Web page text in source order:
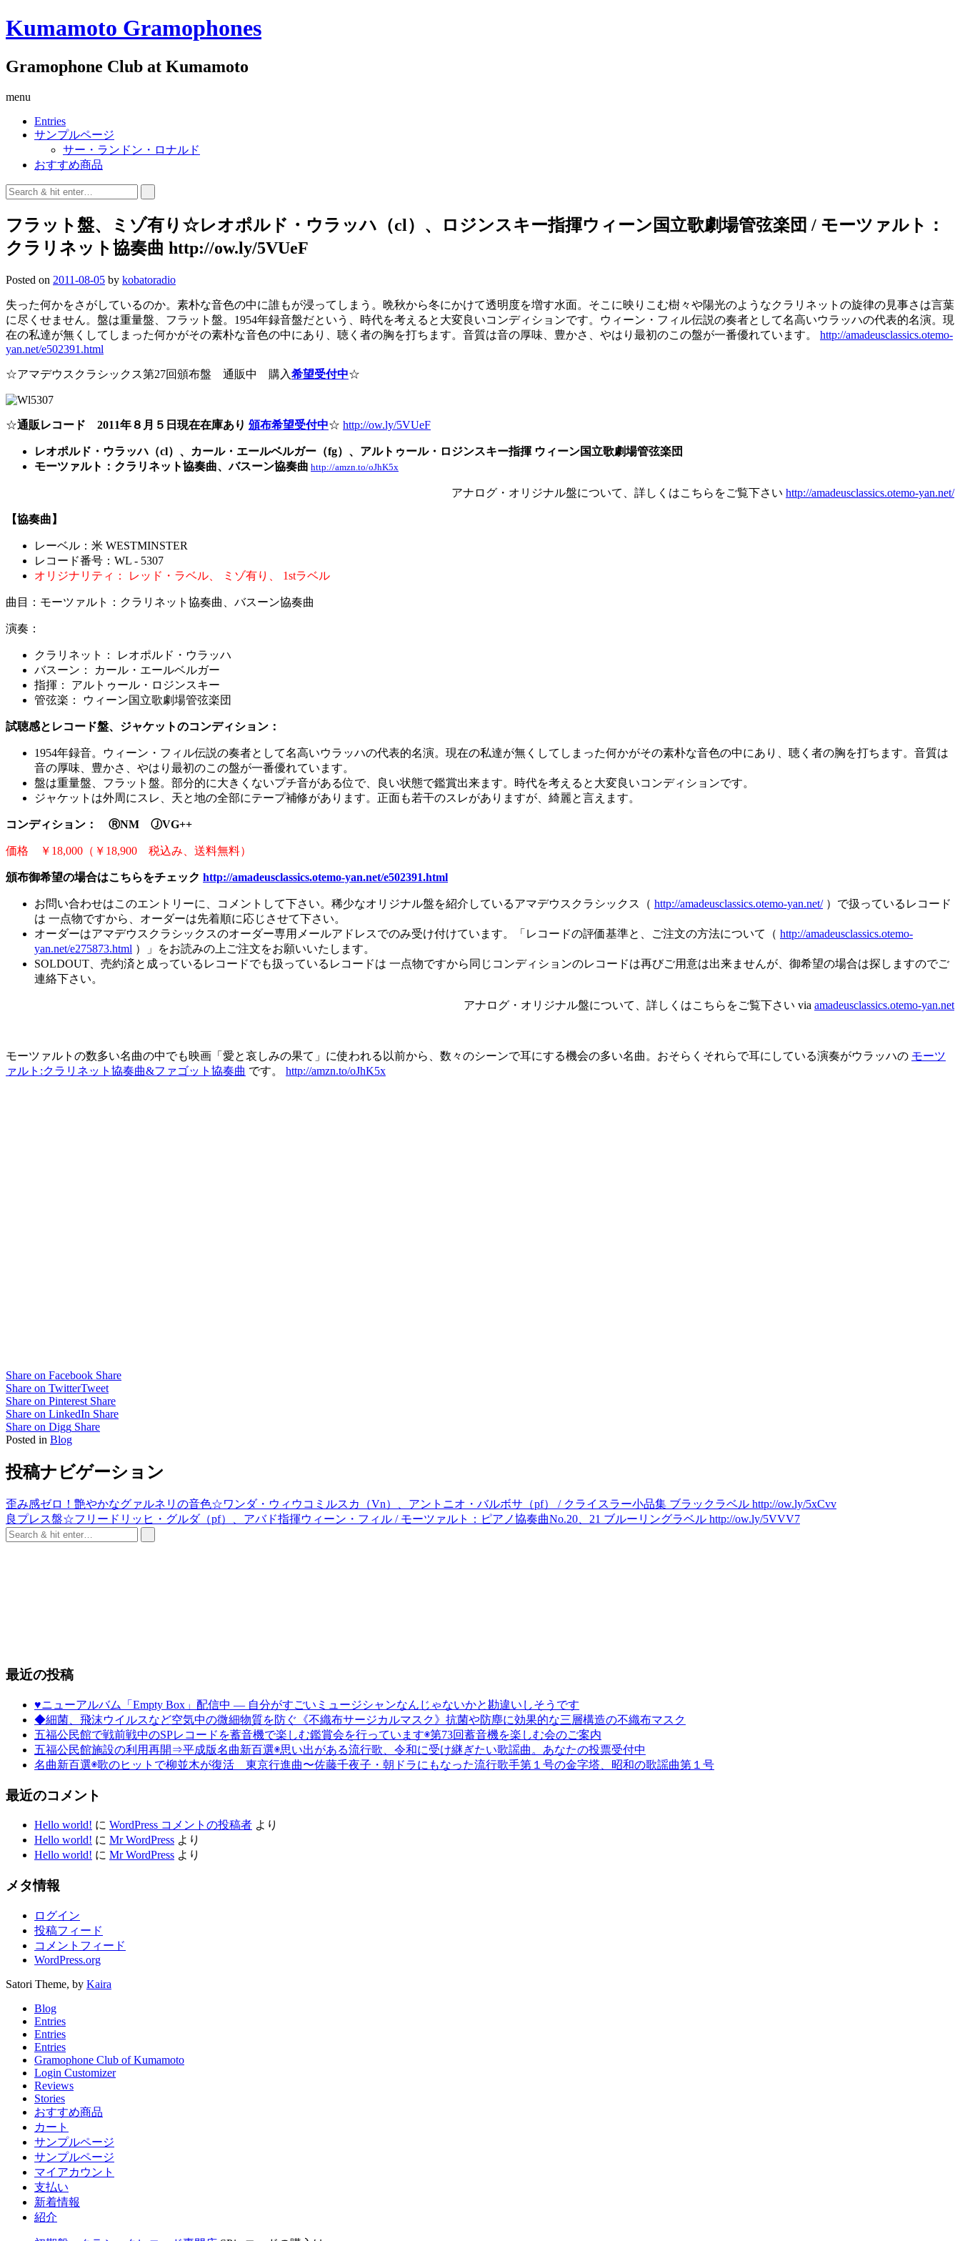
Kumamoto Gramophones
Gramophone Club at Kumamoto
menu
Entries
サンプルページ
サー・ランドン・ロナルド
おすすめ商品
フラット盤、ミゾ有り☆レオポルド・ウラッハ（cl）、ロジンスキー指揮ウィーン国立歌劇場管弦楽団 / モーツァルト：
クラリネット協奏曲 http://ow.ly/5VUeF
Posted on 2011-08-05 by kobatoradio
失った何かをさがしているのか。素朴な音色の中に誰もが浸ってしまう。晩秋から冬にかけて透明度を増す水面。そこに映りこむ樹々や陽光のようなクラリネットの旋律の見事さは言葉
に尽くせません。盤は重量盤、フラット盤。1954年録音盤だという、時代を考えると大変良いコンディションです。ウィーン・フィル伝説の奏者として名高いウラッハの代表的名演。現
在の私達が無くしてしまった何かがその素朴な音色の中にあり、聴く者の胸を打ちます。音質は音の厚味、豊かさ、やはり最初のこの盤が一番優れています。 http://amadeusclassics.otemo-
yan.net/e502391.html
☆アマデウスクラシックス第27回頒布盤 通販中 購入希望受付中☆
☆通販レコード 2011年８月５日現在在庫あり 頒布希望受付中☆ http://ow.ly/5VUeF
レオポルド・ウラッハ（cl）、カール・エールベルガー（fg）、アルトゥール・ロジンスキー指揮 ウィーン国立歌劇場管弦楽団
モーツァルト：クラリネット協奏曲、バスーン協奏曲 http://amzn.to/oJhK5x
アナログ・オリジナル盤について、詳しくはこちらをご覧下さい http://amadeusclassics.otemo-yan.net/
【協奏曲】
レーベル：米 WESTMINSTER
レコード番号：WL - 5307
オリジナリティ： レッド・ラベル、 ミゾ有り、 1stラベル
曲目：モーツァルト：クラリネット協奏曲、バスーン協奏曲
演奏：
クラリネット： レオポルド・ウラッハ
バスーン： カール・エールベルガー
指揮： アルトゥール・ロジンスキー
管弦楽：
ウィーン国立歌劇場管弦楽団
試聴感とレコード盤、ジャケットのコンディション：
1954年録音。ウィーン・フィル伝説の奏者として名高いウラッハの代表的名演。現在の私達が無くしてしまった何かがその素朴な音色の中にあり、聴く者の胸を打ちます。音質は
音の厚味、豊かさ、やはり最初のこの盤が一番優れています。
盤は重量盤、フラット盤。部分的に大きくないプチ音がある位で、良い状態で鑑賞出来ます。時代を考えると大変良いコンディションです。
ジャケットは外周にスレ、天と地の全部にテープ補修があります。正面も若干のスレがありますが、綺麗と言えます。
コンディション： ⓇNM ⒿVG++
価格 ￥18,000（￥18,900 税込み、送料無料）
頒布御希望の場合はこちらをチェック http://amadeusclassics.otemo-yan.net/e502391.html
お問い合わせはこのエントリーに、コメントして下さい。稀少なオリジナル盤を紹介しているアマデウスクラシックス（ http://amadeusclassics.otemo-yan.net/）で扱っているレコード
は 一点物ですから、オーダーは先着順に応じさせて下さい。
オーダーはアマデウスクラシックスのオーダー専用メールアドレスでのみ受け付けています。「レコードの評価基準と、ご注文の方法について（ http://amadeusclassics.otemo-
yan.net/e275873.html ）」をお読みの上ご注文をお願いいたします。
SOLDOUT、売約済と成っているレコードでも扱っているレコードは 一点物ですから同じコンディションのレコードは再びご用意は出来ませんが、御希望の場合は探しますのでご
連絡下さい。
アナログ・オリジナル盤について、詳しくはこちらをご覧下さい via amadeusclassics.otemo-yan.net
モーツァルトの数多い名曲の中でも映画「愛と哀しみの果て」に使われる以前から、数々のシーンで耳にする機会の多い名曲。おそらくそれらで耳にしている演奏がウラッハの モーツ
ァルト:クラリネット協奏曲&ファゴット協奏曲 です。 http://amzn.to/oJhK5x
Share on Facebook Share
Share on TwitterTweet
Share on Pinterest Share
Share on LinkedIn Share
Share on Digg Share
Posted in Blog
投稿ナビゲーション
歪み感ゼロ！艶やかなグァルネリの音色☆ワンダ・ウィウコミルスカ（Vn）、アントニオ・バルボサ（pf） / クライスラー小品集 ブラックラベル http://ow.ly/5xCvv
良プレス盤☆フリードリッヒ・グルダ（pf）、アバド指揮ウィーン・フィル / モーツァルト：ピアノ協奏曲No.20、21 ブルーリングラベル http://ow.ly/5VVV7
最近の投稿
♥ニューアルバム「Empty Box」配信中 ― 自分がすごいミュージシャンなんじゃないかと勘違いしそうです
◆細菌、飛沫ウイルスなど空気中の微細物質を防ぐ《不織布サージカルマスク》抗菌や防塵に効果的な三層構造の不織布マスク
五福公民館で戦前戦中のSPレコードを蓄音機で楽しむ鑑賞会を行っています◉第73回蓄音機を楽しむ会のご案内
五福公民館施設の利用再開⇒平成版名曲新百選◉思い出がある流行歌、令和に受け継ぎたい歌謡曲。あなたの投票受付中
名曲新百選◉歌のヒットで柳並木が復活 東京行進曲〜佐藤千夜子・朝ドラにもなった流行歌手第１号の金字塔、昭和の歌謡曲第１号
最近のコメント
Hello world! に WordPress コメントの投稿者 より
Hello world! に Mr WordPress より
Hello world! に Mr WordPress より
メタ情報
ログイン
投稿フィード
コメントフィード
WordPress.org
Satori Theme, by Kaira
Blog
Entries
Entries
Entries
Gramophone Club of Kumamoto
Login Customizer
Reviews
Stories
おすすめ商品
カート
サンプルページ
サンプルページ
マイアカウント
支払い
新着情報
紹介